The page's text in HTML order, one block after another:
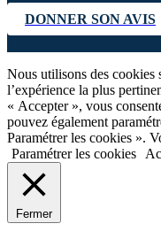
DONNER SON AVIS
Nous utilisons des
l’expérience la plus
« Accepter », vous
pouvez également
Paramétrer les cookies ».
Paramétrer les cookies
Fermer